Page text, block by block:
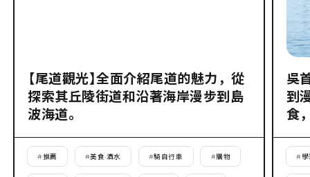
【尾道觀光】全面介紹尾道的魅力，從
探索其丘陵街道和沿著海岸漫步到島
波海道。
#推薦 #美食·酒水 #騎自行車 #購物
吳
到
食
# 學